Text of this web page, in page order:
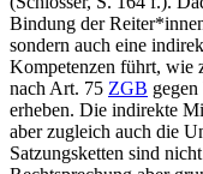
Bindung der
sondern auch eine
Kompetenzen führt, wie
nach Art. 75 ZGB
erheben. Die indirekte
aber zugleich auch die
Satzungsketten sind